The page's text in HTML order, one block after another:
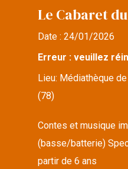
Le Cabaret
Date :24/01/2026
Erreur : veuillez
Lieu: Médiathèque
(78)
Contes et musique
(basse/batterie)
partir de 6 ans